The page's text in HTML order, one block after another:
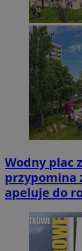
Wodny plac
przypomina
apeluje do